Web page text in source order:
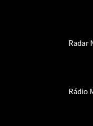
Radar
Rádio